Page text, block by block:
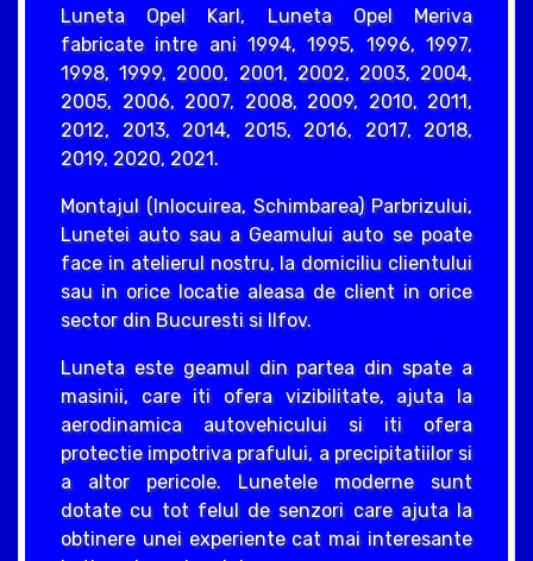
Luneta Opel Karl, Luneta Opel Meriva
fabricate intre ani 1994, 1995, 1996, 1997,
1998, 1999, 2000, 2001, 2002, 2003, 2004,
2005, 2006, 2007, 2008, 2009, 2010, 2011,
2012, 2013, 2014, 2015, 2016, 2017, 2018,
2019, 2020, 2021.
Montajul (Inlocuirea, Schimbarea) Parbrizului,
Lunetei auto sau a Geamului auto se poate
face in atelierul nostru, la domiciliu clientului
sau in orice locatie aleasa de client in orice
sector din Bucuresti si Ilfov.
Luneta este geamul din partea din spate a
masinii, care iti ofera vizibilitate, ajuta la
aerodinamica autovehicului si iti ofera
protectie impotriva prafului, a precipitatiilor si
a altor pericole. Lunetele moderne sunt
dotate cu tot felul de senzori care ajuta la
obtinere unei experiente cat mai interesante